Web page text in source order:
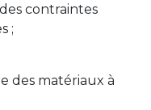
contraintes
;
des matériaux à